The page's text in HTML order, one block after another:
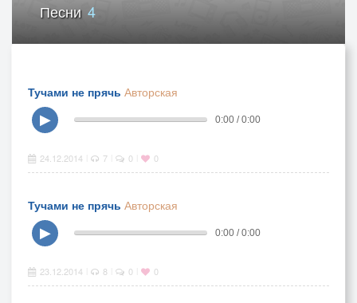
Песни 4
Тучами не прячь Авторская
▶
0:00 / 0:00
24.12.2014 7 0 0
Тучами не прячь Авторская
▶
0:00 / 0:00
23.12.2014 8 0 0